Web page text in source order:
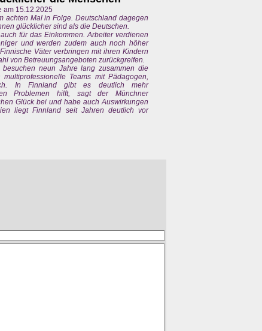
am 15.12.2025
achten Mal in Folge. Deutschland dagegen
glücklicher sind als die Deutschen.
für das Einkommen. Arbeiter verdienen
und werden zudem auch noch höher
Väter verbringen mit ihren Kindern
von Betreuungsangeboten zurückgreifen.
neun Jahre lang zusammen die
Teams mit Pädagogen,
In Finnland gibt es deutlich mehr
Problemen hilft, sagt der Münchner
Glück bei und habe auch Auswirkungen
liegt Finnland seit Jahren deutlich vor